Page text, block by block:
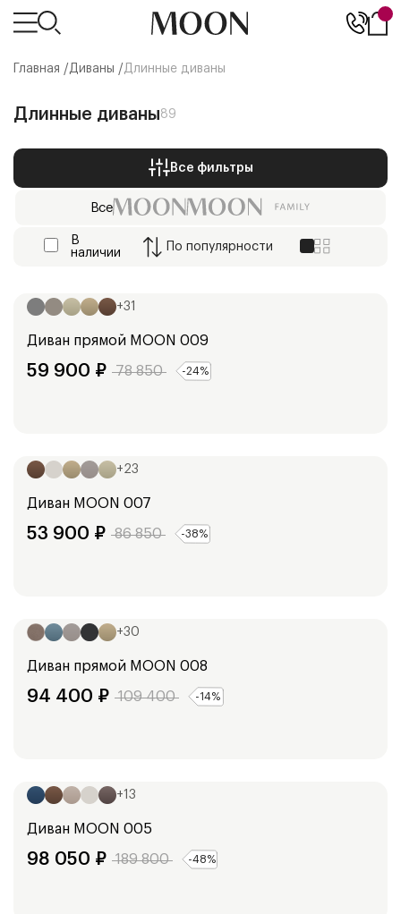
Главная /Диваны /Длинные диваны
Длинные диваны89
Все фильтры
Все
В
наличии
По популярности
+31
Диван прямой MOON 009
59 900 ₽ 78 850 -24%
+23
Диван MOON 007
53 900 ₽ 86 850 -38%
+30
Диван прямой MOON 008
94 400 ₽ 109 400 -14%
+13
Диван MOON 005
98 050 ₽ 189 800 -48%